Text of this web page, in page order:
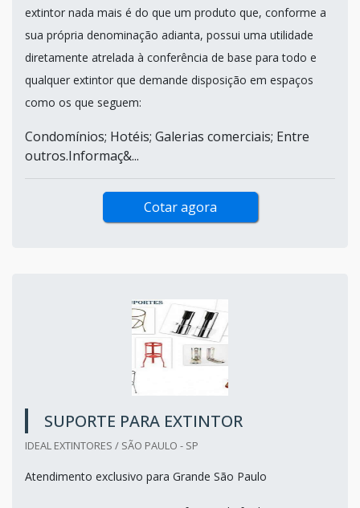
extintor nada mais é do que um produto que, conforme a
sua própria denominação adianta, possui uma utilidade
diretamente atrelada à conferência de base para todo e
qualquer extintor que demande disposição em espaços
como os que seguem:
Condomínios; Hotéis; Galerias comerciais; Entre
outros.Informaç&...
Cotar agora
SUPORTE PARA EXTINTOR
IDEAL EXTINTORES / SÃO PAULO - SP
Atendimento exclusivo para Grande São Paulo